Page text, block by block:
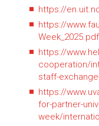
https://
https://
Week_2025.pdf
https://
cooperation/
staff-
https://
for-partner-
week/